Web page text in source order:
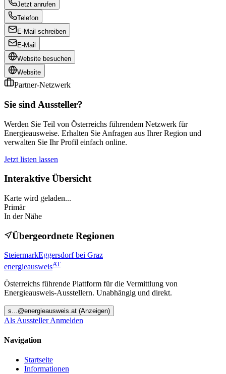
Jetzt anrufen
Telefon
E-Mail schreiben
E-Mail
Website besuchen
Website
Partner-Netzwerk
Sie sind Aussteller?
Werden Sie Teil von Österreichs führendem Netzwerk für
Energieausweise. Erhalten Sie Anfragen aus Ihrer Region und
verwalten Sie Ihr Profil einfach online.
Jetzt listen lassen
Interaktive Übersicht
Karte wird geladen...
Primär
In der Nähe
Übergeordnete Regionen
SteiermarkEggersdorf bei Graz
energieausweisAT
Österreichs führende Plattform für die Vermittlung von
Energieausweis-Ausstellern. Unabhängig und direkt.
s ...@energieausweis.at (Anzeigen)
Als Aussteller Anmelden
Navigation
Startseite
Informationen